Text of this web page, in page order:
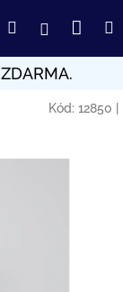
HledatPřihlášení
Kód: 12850